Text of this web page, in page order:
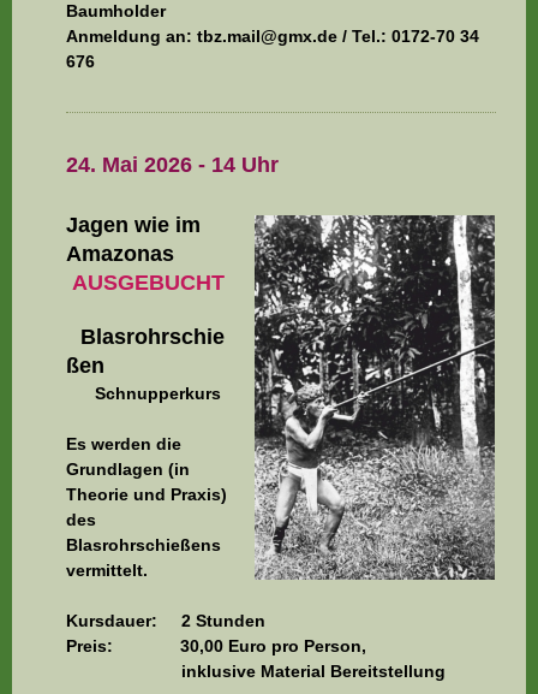
Baumholder
Anmeldung an: tbz.mail@gmx.de / Tel.: 0172-70 34
676
24. Mai 2026 - 14 Uhr
Jagen wie im
Amazonas
AUSGEBUCHT
Blasrohrschie
ßen
Schnupperkurs
Es werden die
Grundlagen (in
Theorie und Praxis)
des
Blasrohrschießens
vermittelt.
Kursdauer: 2 Stunden
Preis: 30,00 Euro pro Person,
inklusive Material Bereitstellung